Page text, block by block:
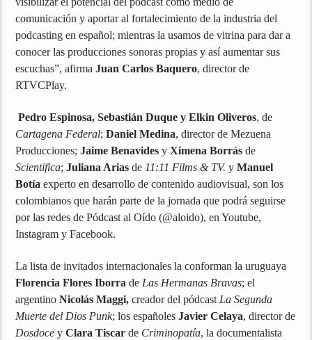
comunicación y aportar al fortalecimiento de la industria del
podcasting en español; mientras la usamos de vitrina para dar a
conocer las producciones sonoras propias y así aumentar sus
escuchas”, afirmaJuan Carlos Baquero, director de
RTVCPlay.
Pedro Espinosa, Sebastián Duque y Elkin Oliveros, de
Cartagena Federal;Daniel Medina, director de Mezuena
Producciones;Jaime Benavides yXimena Borrás de
Scientifica;Juliana Arias de 11:11 Films & TV. y Manuel
Botía experto en desarrollo de contenido audiovisual, son los
colombianos que harán parte de la jornada que podrá seguirse
por las redes de Pódcast al Oído (@aloido), en Youtube,
Instagram y Facebook.
La lista de invitados internacionales la conforman la uruguaya
Florencia Flores Iborra de Las Hermanas Bravas; el
argentinoNicolás Maggi, creador del pódcast La Segunda
Muerte del Dios Punk; los españolesJavier Celaya, director de
Dosdoce yClara Tiscar de Criminopatía, la documentalista